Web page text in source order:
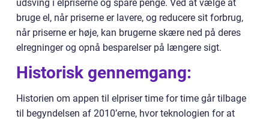
udsving i elpriserne og spare penge. Ved at vælge at
bruge el, når priserne er lavere, og reducere sit forbrug,
når priserne er høje, kan brugerne skære ned på deres
elregninger og opnå besparelser på længere sigt.
Historisk gennemgang:
Historien om appen til elpriser time for time går tilbage
til begyndelsen af 2010’erne, hvor teknologien for at